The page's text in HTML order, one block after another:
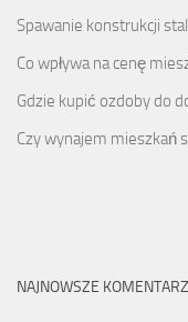
Spawanie konstrukcji
Co wpływa na cenę
Gdzie kupić ozdoby do
Czy wynajem mieszkań
NAJNOWSZE